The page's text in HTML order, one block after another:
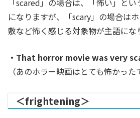
になりますが、「scary」の場合は
敷など怖く感じる対象物が主語にな
・That horror movie was very
（あのホラー映画はとても怖かった
＜frightening＞